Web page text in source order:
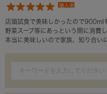
購入者
店頭試食で美味しかったので900ml
野菜スープ等にあっという間に消費
本当に美味しいので家族、知り合い